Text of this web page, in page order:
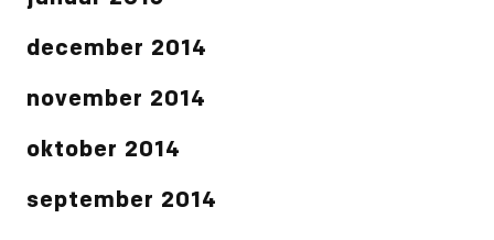
december 2014
november 2014
oktober 2014
september 2014